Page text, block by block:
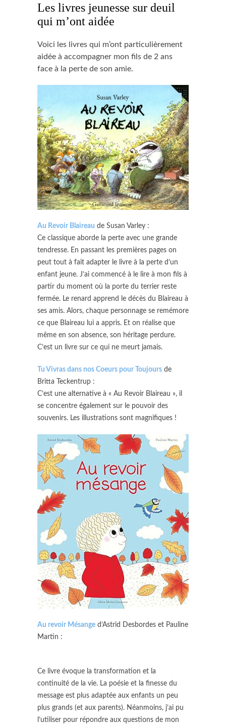
Les livres jeunesse sur deuil
qui m’ont aidée
Voici les livres qui m’ont particulièrement
aidée à accompagner mon fils de 2 ans
face à la perte de son amie.
Au Revoir Blaireau de Susan Varley :
Ce classique aborde la perte avec une grande
tendresse. En passant les premières pages on
peut tout à fait adapter le livre à la perte d’un
enfant jeune. J’ai commencé à le lire à mon fils à
partir du moment où la porte du terrier reste
fermée. Le renard apprend le décès du Blaireau à
ses amis. Alors, chaque personnage se remémore
ce que Blaireau lui a appris. Et on réalise que
même en son absence, son héritage perdure.
C’est un livre sur ce qui ne meurt jamais.
Tu Vivras dans nos Coeurs pour Toujours de
Britta Teckentrup :
C’est une alternative à « Au Revoir Blaireau », il
se concentre également sur le pouvoir des
souvenirs. Les illustrations sont magnifiques !
Au revoir Mésange d’Astrid Desbordes et Pauline
Martin :
Ce livre évoque la transformation et la
continuité de la vie. La poésie et la finesse du
message est plus adaptée aux enfants un peu
plus grands (et aux parents). Néanmoins, j’ai pu
l’utiliser pour répondre aux questions de mon